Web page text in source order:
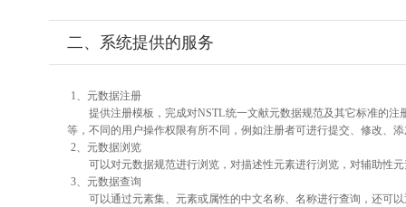
二、系统提供的服务
1、元数据注册
提供注册模板，完成对NSTL统一文献元数据规范及其它标准的
等，不同的用户操作权限有所不同，例如注册者可进行提交、修改、
2、元数据浏览
可以对元数据规范进行浏览，对描述性元素进行浏览，对辅助性
3、元数据查询
可以通过元素集、元素或属性的中文名称、名称进行查询，还可